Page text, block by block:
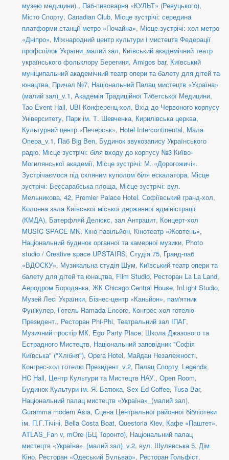
музею медицини)., Паб-пивоварня «КУЛЬТ» (Ревуцького),
Місто Спорту, Canadian Club, Місце зустрічі: середина
платформи станції метро «Почайна», Місце зустрічі: хол метро
«Дніпро», Міжнародний центр культури і мистецтв Федерації
профспілок України_малий зал, Київський академічний театр
українського фольклору Берегиня, Amigos bar, Київський
муніципальний академічний театр опери та балету для дітей та
юнацтва, Причал №7, Національний Палац мистецтв «Україна»
(малий зал)_v.1, Академія Традиційної Тибетської Медицини,
Tao Event Hall, UBI Конференц-хол, Вхід до Червоного корпусу
Університету, Парк ім. Т. Шевченка, Кирилівська церква,
Культурний центр «Печерськ», Hotel Intercontinental, Мала
Опера_v.1, Паб Big Ben, Будинок звукозапису Українського
радіо, Місце зустрічі: біля входу до корпусу №3 Київо-
Могилянської академії, Місце зустрічі: М. «Дорогожичі».
Зустрічаємося під скляним куполом біля ескалатора, Місце
зустрічі: Бессарабська площа, Місце зустрічі: вул.
Мельникова, 42, Premier Palace Hotel. Софіївський гранд-хол,
Колонна зала Київської міської державної адміністрації
(КМДА), Батерфляй Делюкс, зал Антрацит, Концерт-хол
MUSIC SPACE MK, Кіно-павільйон, Кінотеатр «Жовтень»,
Національний будинок органної та камерної музики, Photo
studio / Creative space UPSTAIRS, Студія 75, Гранд-паб
«ВДОСКУ», Музикальна студія Шум, Київський театр опери та
балету для дітей та юнацтва, Film Studio, Ресторан La La Land,
Аеродром Бородянка, ЖК Chicago Central House, InLight Studio,
Музей Лесі Українки, Бізнес-центр «Каньйон», пам'ятник
Фунікулер, Готель Ramada Encore, Конгрес-хол готелю
Президент., Ресторан Phi-Phi, Театральний зал ІПАГ,
Музичний простір МК, Ego Party Place, Школа Джазового та
Естрадного Мистецтв, Національний заповідник "Софія
Київська" ("Хлібня"), Opera Hotel, Майдан Незалежності,
Конгрес-хол готелю Президент_v.2, Палац Спорту_Legends,
HC Hall, Центр Культури та Мистецтв НАУ., Open Room,
Будинок Культури ім. Я. Батюка, Sex Ed Coffee, Tusa Bar,
Національний палац мистецтв «Україна»_(малий зал),
Guramma modern Asia, Сцена Центральної районної бібліотеки
ім. П.Г.Тічіні, Bella Costa Boat, Questoria Kiev, Кафе «Паштет»,
ATLAS_Fan v, mOre (БЦ Торонто), Національний палац
мистецтв «Україна»_(малий зал)_v.2, вул. Шулявська 5, Дім
Кіно, Ресторан «Одеський Бульвар», Ресторан Гольфіст,